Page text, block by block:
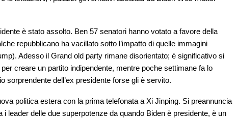
è stato assolto. Ben 57 senatori hanno votato a favore della
repubblicano ha vacillato sotto l’impatto di quelle immagini
Adesso il Grand old party rimane disorientato; è significativo si
creare un partito indipendente, mentre poche settimane fa lo
sorprendente dell’ex presidente forse gli è servito.
politica estera con la prima telefonata a Xi Jinping. Si preannuncia
leader delle due superpotenze da quando Biden è presidente, è un